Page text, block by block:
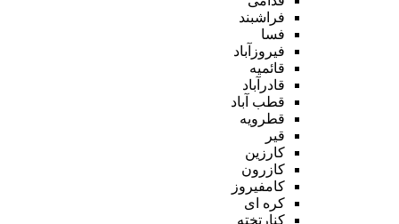
فراشبند
فسا
فیروزآباد
قائمیه
قادرآباد
قطب آباد
قطرویه
قیر
کارزین
کازرون
کامفیروز
کره ای
کنارتخته